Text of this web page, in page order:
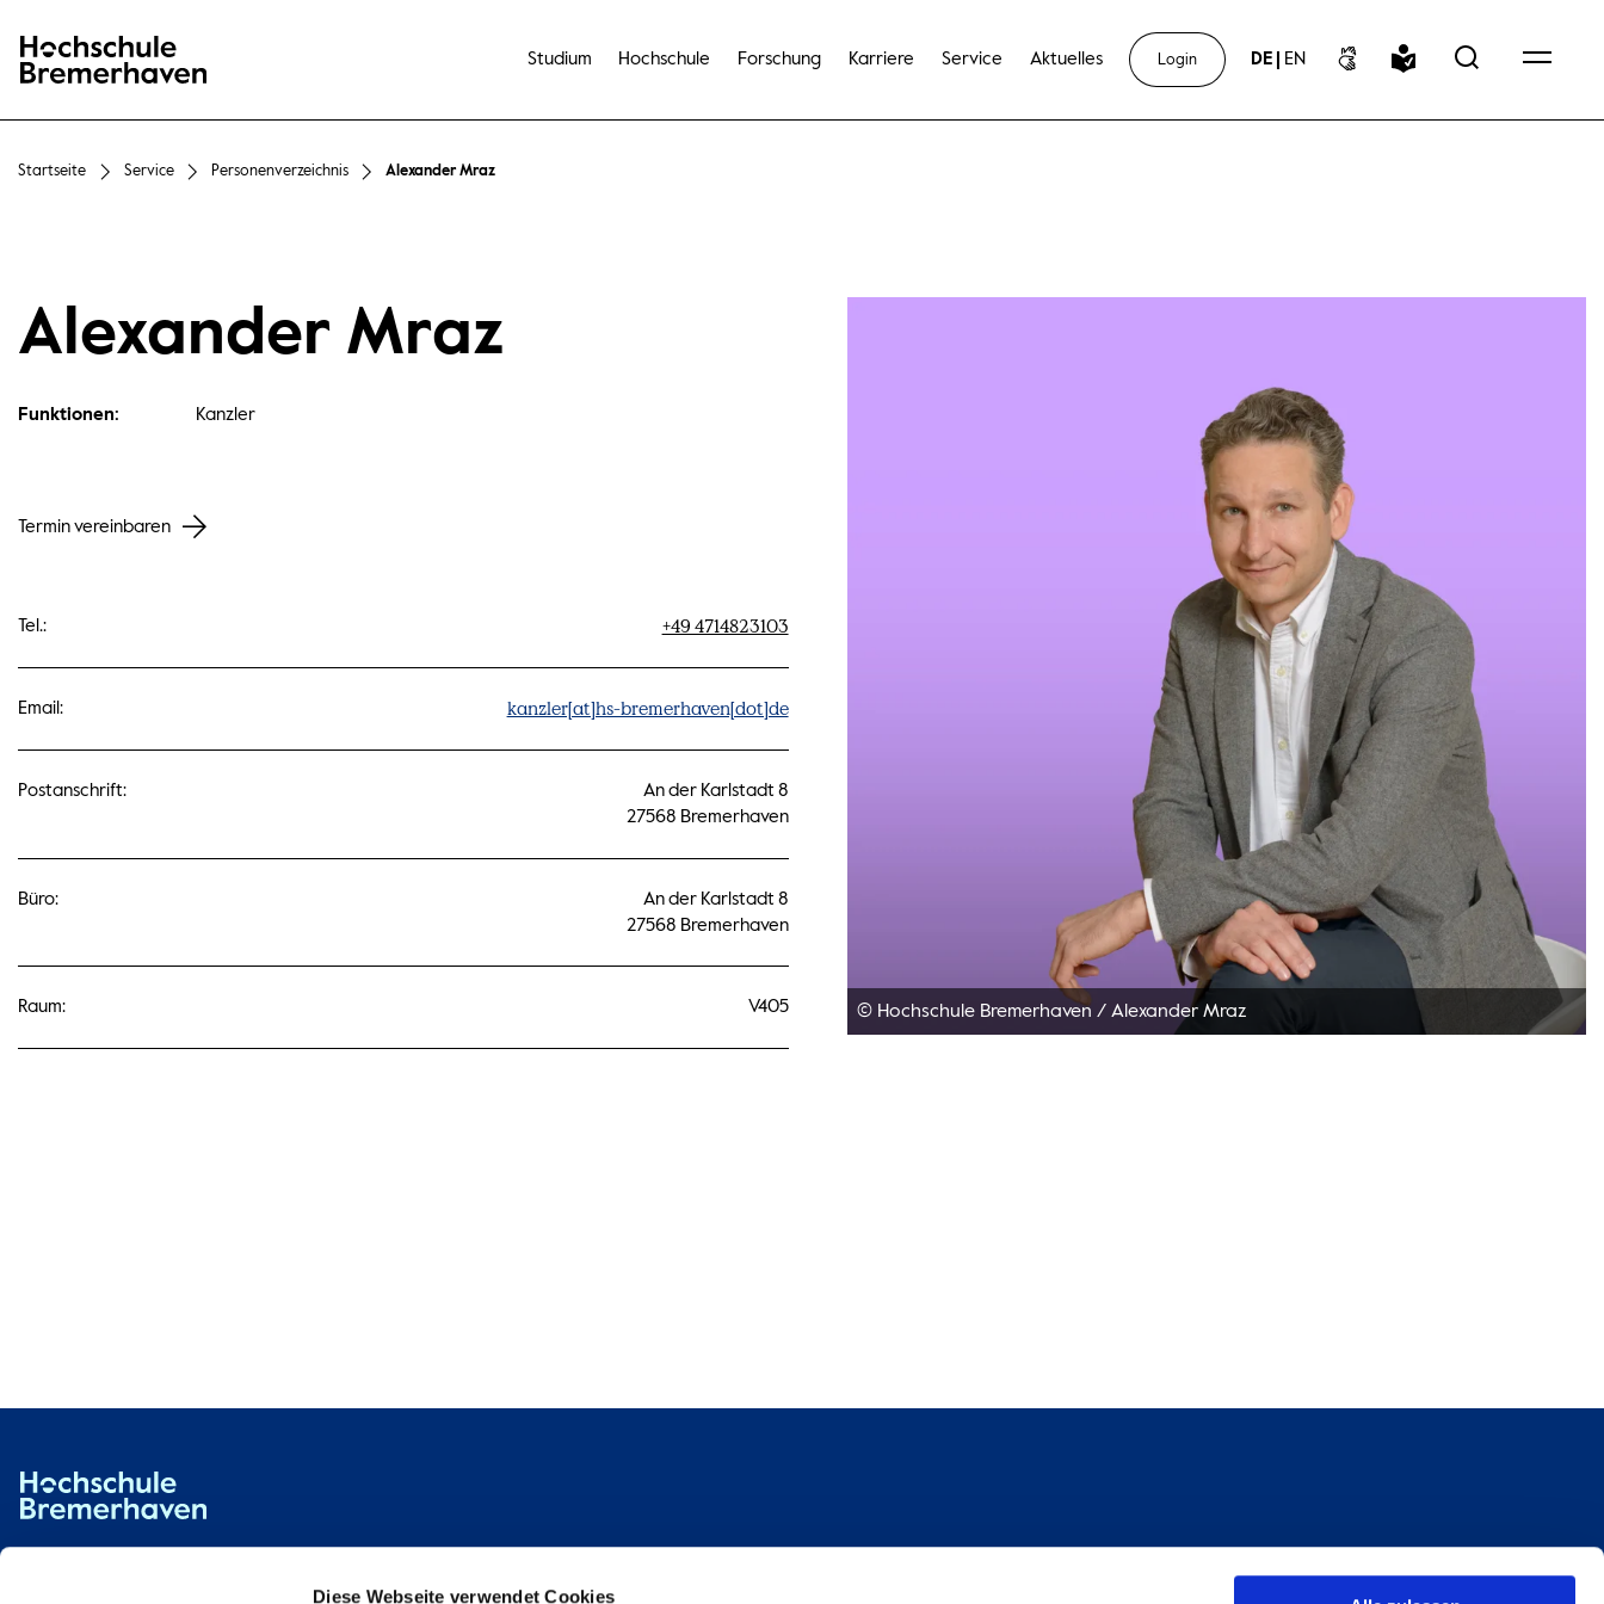
Diese Webseite verwendet Cookies
Hochschule Bremerhaven
Studium Hochschule Forschung Karriere Service Aktuelles Login DE EN
Startseite Service Personenverzeichnis Alexander Mraz
Alexander Mraz
Funktionen: Kanzler
Termin vereinbaren
Tel.: +49 4714823103
Email: kanzler[at]hs-bremerhaven[dot]de
Postanschrift:
An der Karlstadt 8
27568 Bremerhaven
Büro:
An der Karlstadt 8
27568 Bremerhaven
Raum: V405 © Hochschule Bremerhaven /Alexander Mraz